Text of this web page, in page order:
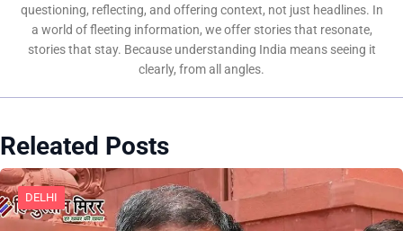
questioning, reflecting, and offering context, not just headlines. In
a world of fleeting information, we offer stories that resonate,
stories that stay. Because understanding India means seeing it
clearly, from all angles.
Releated Posts
DELHI